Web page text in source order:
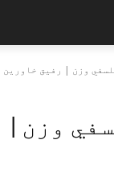
وزن | رفیق خاورین
وزن |